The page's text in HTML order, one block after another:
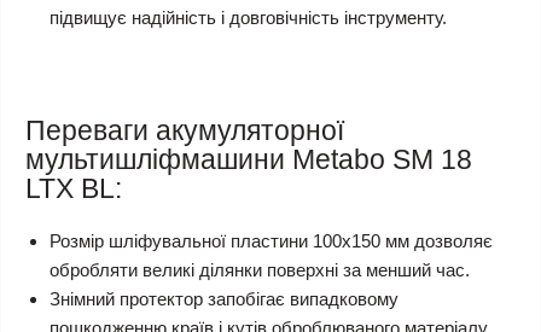
підвищує надійність і довговічність інструменту.
Переваги акумуляторної
мультишліфмашини Metabo SM 18
LTX BL:
Розмір шліфувальної пластини 100х150 мм дозволяє
обробляти великі ділянки поверхні за менший час.
Знімний протектор запобігає випадковому
пошкодженню країв і кутів оброблюваного матеріалу.